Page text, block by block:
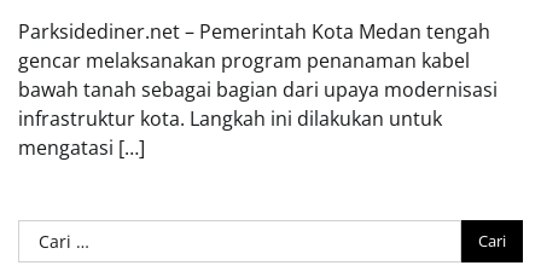
Parksidediner.net – Pemerintah Kota Medan tengah
gencar melaksanakan program penanaman kabel
bawah tanah sebagai bagian dari upaya modernisasi
infrastruktur kota. Langkah ini dilakukan untuk
mengatasi […]
Cari
untuk: